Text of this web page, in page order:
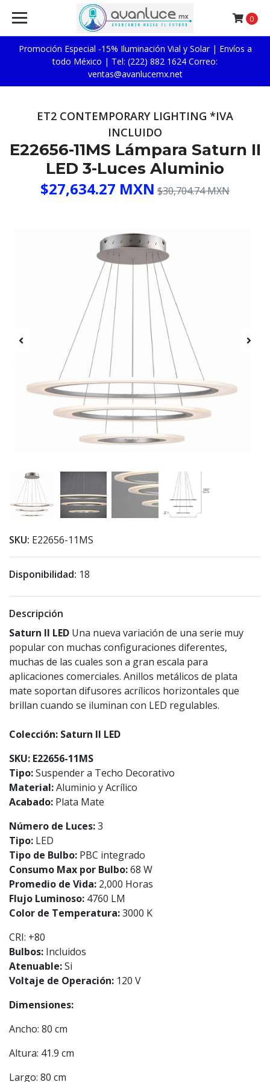
Promoción Especial -15% Iluminación Vial y Solar | Envíos a
todo México | Tel: (222) 882 1624 Correo:
ventas@avanlucemx.net
0
ET2 CONTEMPORARY LIGHTING *IVA
INCLUIDO
E22656-11MS Lámpara Saturn II
LED 3-Luces Aluminio
$27,634.27 MXN $30,704.74 MXN
SKU: E22656-11MS
Disponibilidad: 18
Descripción
Saturn II LED Una nueva variación de una serie muy
popular con muchas configuraciones diferentes,
muchas de las cuales son a gran escala para
aplicaciones comerciales. Anillos metálicos de plata
mate soportan difusores acrílicos horizontales que
brillan cuando se iluminan con LED regulables.
Colección: Saturn II LED
SKU: E22656-11MS
Tipo:Suspender a Techo Decorativo
Material:Aluminio y Acrílico
Acabado: Plata Mate
Número de Luces:3
Tipo: LED
Tipo de Bulbo: PBC integrado
Consumo Max por Bulbo:68 W
Promedio de Vida: 2,000 Horas
Flujo Luminoso: 4760 LM
Color de Temperatura:3000 K
CRI: +80
Bulbos: Incluidos
Atenuable:Si
Voltaje de Operación: 120 V
Dimensiones:
Ancho: 80 cm
Altura: 41.9 cm
Largo: 80 cm